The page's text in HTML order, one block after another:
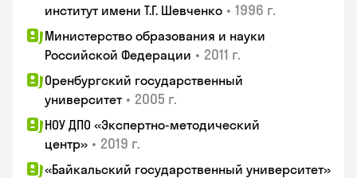
институт имени Т.Г. Шевченко • 1996 г.
Министерство образования и науки
Российской Федерации • 2011 г.
Оренбургский государственный
университет • 2005 г.
НОУ ДПО «Экспертно-методический
центр» • 2019 г.
«Байкальский государственный университет»